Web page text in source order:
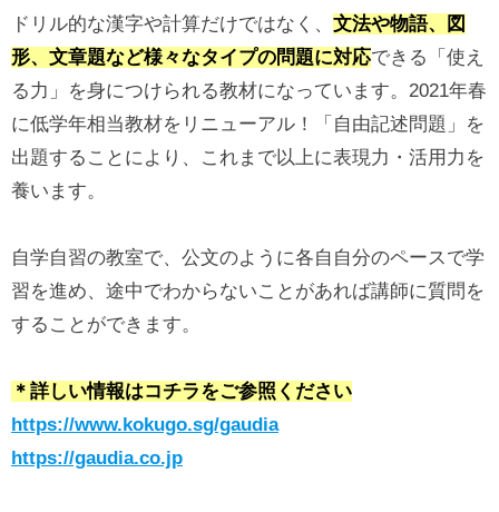
ドリル的な漢字や計算だけではなく、 文法や物語、図
形、文章題など様々なタイプの問題に対応できる「使え
る力」を身につけられる教材になっています。2021年春
に低学年相当教材をリニューアル！「自由記述問題」を
出題することにより、これまで以上に表現力・活用力を
養います。
自学自習の教室で、公文のように各自自分のペースで学
習を進め、途中でわからないことがあれば講師に質問を
することができます。
＊詳しい情報はコチラをご参照ください
https://www.kokugo.sg/gaudia
https://gaudia.co.jp